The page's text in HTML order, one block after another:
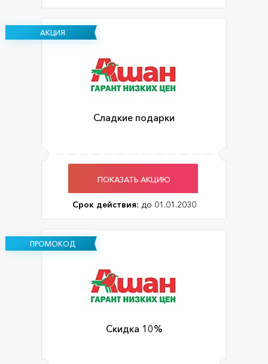
АКЦИЯ
Сладкие подарки
ПОКАЗАТЬ АКЦИЮ
Срок действия: до 01.01.2030
ПРОМОКОД
Скидка 10%